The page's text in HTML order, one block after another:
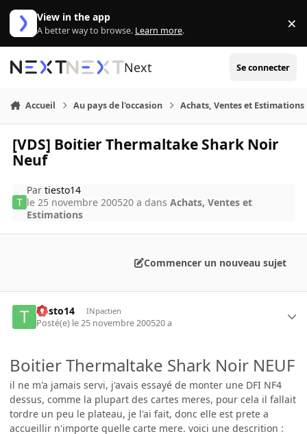
Aller au contenu
View in the app
A better way to browse. Learn more. ×
Next Se connecter
Accueil Au pays de l'occasion Achats, Ventes et Estimations
[VDS] Boitier Thermaltake Shark Noir
Neuf
Partiesto14
le 25 novembre 200520 a dansAchats, Ventes et
Estimations
Commencer un nouveau sujet
tiesto14 INpactien
Posté(e) le 25 novembre 200520 a
Boitier Thermaltake Shark Noir NEUF
il ne m'a jamais servi, j'avais essayé de monter une DFI NF4
dessus, comme la plupart des cartes meres, pour cela il fallait
tordre un peu le plateau, je l'ai fait, donc elle est prete a
accueillir n'importe quelle carte mere. voici une descrition :